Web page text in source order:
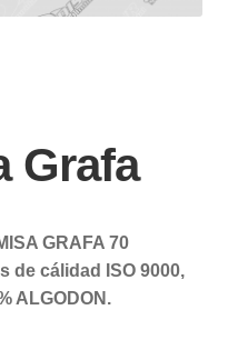
Grafa
GRAFA 70
de cálidad ISO 9000,
ALGODON.